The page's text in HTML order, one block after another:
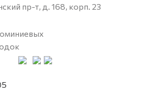
пр-т, д. 168, корп. 23